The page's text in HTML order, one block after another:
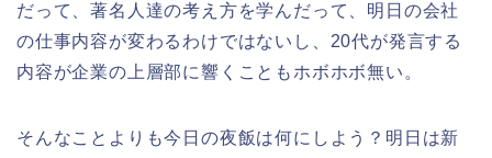
だって、著名人達の考え方を学んだって、明日の会社
の仕事内容が変わるわけではないし、20代が発言する
内容が企業の上層部に響くこともホボホボ無い。
そんなことよりも今日の夜飯は何にしよう？明日は新